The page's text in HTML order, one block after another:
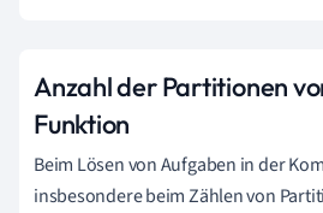
Anzahl der Partitionen
Funktion
Beim Lösen von Aufgaben in der
insbesondere beim Zählen von